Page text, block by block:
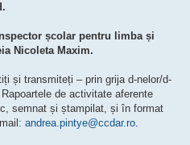
școlar pentru limba și
Nicoleta Maxim.
și transmiteți – prin grija d-nelor/d-
de activitate aferente
semnat și ștampilat, și în format
andrea.pintye@ccdar.ro.